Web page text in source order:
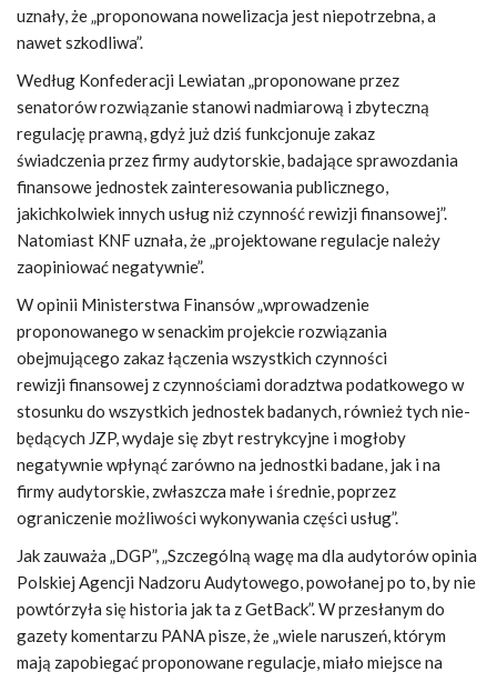
uznały, że „proponowana nowelizacja jest niepotrzebna, a
nawet szkodliwa”.
Według Konfederacji Lewiatan „proponowane przez
senatorów rozwiązanie stanowi nadmiarową i zbyteczną
regulację prawną, gdyż już dziś funkcjonuje zakaz
świadczenia przez firmy audytorskie, badające sprawozdania
finansowe jednostek zainteresowania publicznego,
jakichkolwiek innych usług niż czynność rewizji finansowej”.
Natomiast KNF uznała, że „projektowane regulacje należy
zaopiniować negatywnie”.
W opinii Ministerstwa Finansów „wprowadzenie
proponowanego w senackim projekcie rozwiązania
obejmującego zakaz łączenia wszystkich czynności
rewizji finansowej z czynnościami doradztwa podatkowego w
stosunku do wszystkich jednostek badanych, również tych nie-
będących JZP, wydaje się zbyt restrykcyjne i mogłoby
negatywnie wpłynąć zarówno na jednostki badane, jak i na
firmy audytorskie, zwłaszcza małe i średnie, poprzez
ograniczenie możliwości wykonywania części usług”.
Jak zauważa „DGP”, „Szczególną wagę ma dla audytorów opinia
Polskiej Agencji Nadzoru Audytowego, powołanej po to, by nie
powtórzyła się historia jak ta z GetBack”. W przesłanym do
gazety komentarzu PANA pisze, że „wiele naruszeń, którym
mają zapobiegać proponowane regulacje, miało miejsce na